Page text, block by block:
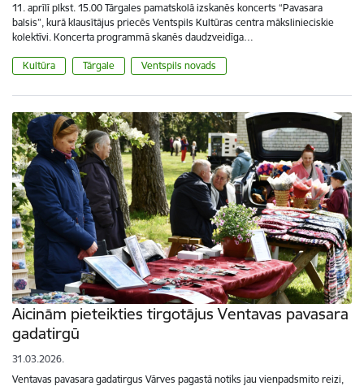
11. aprīlī plkst. 15.00 Tārgales pamatskolā izskanēs koncerts “Pavasara
balsis”, kurā klausītājus priecēs Ventspils Kultūras centra mākslinieciskie
kolektīvi. Koncerta programmā skanēs daudzveidīga…
Kultūra Tārgale Ventspils novads
Aicinām pieteikties tirgotājus Ventavas pavasara
gadatirgū
31.03.2026.
Ventavas pavasara gadatirgus Vārves pagastā notiks jau vienpadsmito reizi,